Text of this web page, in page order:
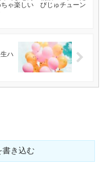
ちゃ楽しい びじゅチューン
ハ
書き込む